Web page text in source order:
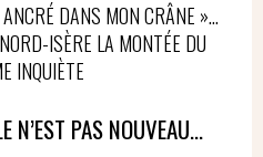
ANCRÉ DANS MON CRÂNE »…
ISÈRE LA MONTÉE DU
INQUIÈTE
N’EST PAS NOUVEAU...